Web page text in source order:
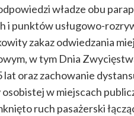
władze obu
i punktów usługowo-
zakaz odwiedzania
w tym Dnia
oraz zachowanie
w miejscach
ruch pasażerski